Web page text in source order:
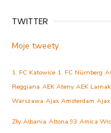
TWITTER
Moje tweety
1. FC Katowice 1. FC Nürnberg
Reggiana AEK Ateny AEK
Warszawa Ajax Amsterdam
Zły Albania Altona 93 Amica